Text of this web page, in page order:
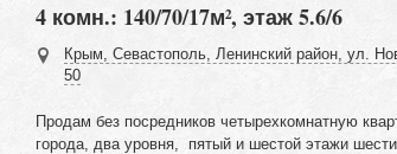
4 комн.: 140/70/17м², этаж 5.6/6
Крым, Севастополь, Ленинский район, ул.
50
Продам без посредников четырехкомнатную
города, два уровня, пятый и шестой этажи